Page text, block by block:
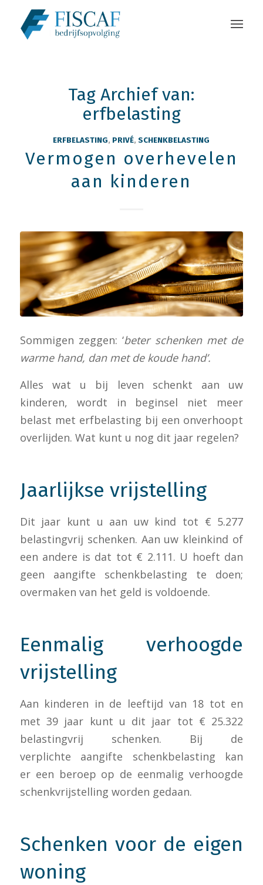
Tag Archief van:
erfbelasting
ERFBELASTING, PRIVÉ,SCHENKBELASTING
Vermogen overhevelen
aan kinderen
Sommigen zeggen: ‘beter schenken met de
warme hand, dan met de koude hand’.
Alles wat u bij leven schenkt aan uw
kinderen, wordt in beginsel niet meer
belast met erfbelasting bij een onverhoopt
overlijden. Wat kunt u nog dit jaar regelen?
Jaarlijkse vrijstelling
Dit jaar kunt u aan uw kind tot € 5.277
belastingvrij schenken. Aan uw kleinkind of
een andere is dat tot € 2.111. U hoeft dan
geen aangifte schenkbelasting te doen;
overmaken van het geld is voldoende.
Eenmalig verhoogde
vrijstelling
Aan kinderen in de leeftijd van 18 tot en
met 39 jaar kunt u dit jaar tot € 25.322
belastingvrij schenken. Bij de
verplichte aangifte schenkbelasting kan
er een beroep op de eenmalig verhoogde
schenkvrijstelling worden gedaan.
Schenken voor de eigen
woning